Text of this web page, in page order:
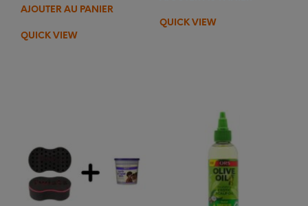
AJOUTER AU PANIER
QUICK VIEW
QUICK VIEW